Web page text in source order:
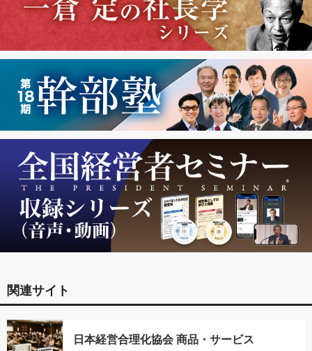
関連サイト
日本経営合理化協会 商品・サービス